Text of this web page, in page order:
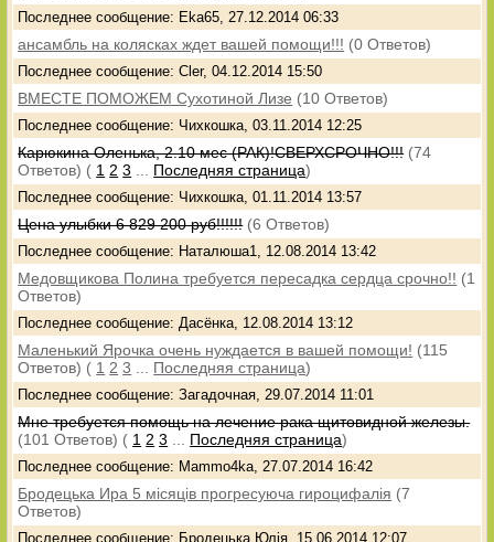
Последнее сообщение: Eka65, 27.12.2014 06:33
ансамбль на колясках ждет вашей помощи!!! (0 Ответов)
Последнее сообщение: Cler, 04.12.2014 15:50
ВМЕСТЕ ПОМОЖЕМ Сухотиной Лизе (10 Ответов)
Последнее сообщение: Чихкошка, 03.11.2014 12:25
Карюкина Оленька, 2.10 мес (РАК)!СВЕРХСРОЧНО!!! (74
Ответов) ( 1 2 3 Последняя страница)
Последнее сообщение: Чихкошка, 01.11.2014 13:57
Цена улыбки 6 829 200 руб!!!!!! (6 Ответов)
Последнее сообщение: Наталюша1, 12.08.2014 13:42
Медовщикова Полина требуется пересадка сердца срочно!! (1
Ответов)
Последнее сообщение: Дасёнка, 12.08.2014 13:12
Маленький Ярочка очень нуждается в вашей помощи! (115
Ответов) ( 1 2 3 Последняя страница)
Последнее сообщение: Загадочная, 29.07.2014 11:01
Мне требуется помощь на лечение рака щитовидной железы.
(101 Ответов) ( 1 2 3 Последняя страница)
Последнее сообщение: Mammo4ka, 27.07.2014 16:42
Бродецька Ира 5 мicяцiв прогресуюча гироцифалiя (7
Ответов)
Последнее сообщение: Бродецька Юлiя, 15.06.2014 12:07